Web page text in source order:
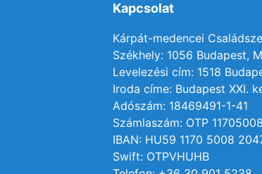
Kapcsolat
Kárpát-medencei
Székhely: 1056 Budapest,
Levelezési cím: 1518
Iroda címe: Budapest XXI.
Adószám: 18469491-1-41
Számlaszám: OTP
IBAN: HU59 1170 5008
Swift: OTPVHUHB